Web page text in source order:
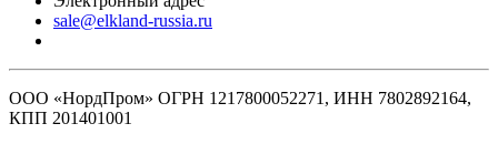
sale@elkland-russia.ru
ООО «НордПром» ОГРН 1217800052271, ИНН 7802892164,
КПП 201401001